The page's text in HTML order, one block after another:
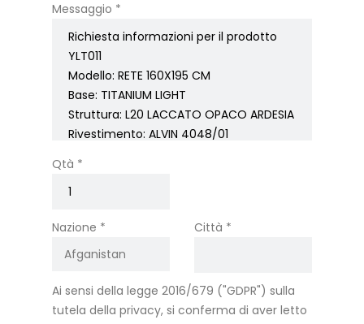
Messaggio *
Qtà *
Nazione * Città *
Ai sensi della legge 2016/679 ("GDPR") sulla
tutela della privacy, si conferma di aver letto